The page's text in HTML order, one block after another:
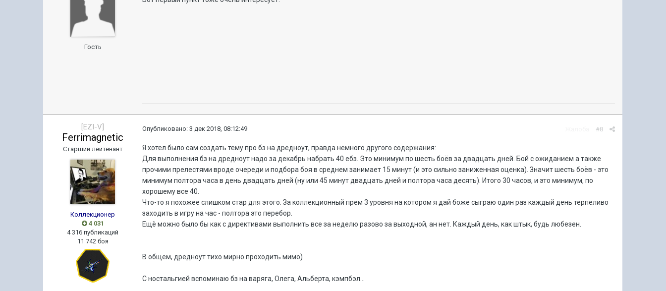
Гость
[EZI-V]
Ferrimagnetic
Старший лейтенант
Коллекционер
4 031
4 316 публикаций
11 742 боя
#8
Опубликовано:3 дек 2018, 08:12:49
Я хотел было сам создать тему про бз на дредноут, правда немного другого содержания:
Для выполнения бз на дредноут надо за декабрь набрать 40 ебз. Это минимум по шесть боёв за двадцать дней. Бой с ожиданием а также
прочими прелестями вроде очереди и подбора боя в среднем занимает 15 минут (и это сильно заниженная оценка). Значит шесть боёв - это
минимум полтора часа в день двадцать дней (ну или 45 минут двадцать дней и полтора часа десять). Итого 30 часов, и это минимум, по
хорошему все 40.
Что-то я похожее слишком стар для этого. За коллекционный прем 3 уровня на котором я дай боже сыграю один раз каждый день терпеливо
заходить в игру на час - полтора это перебор.
Ещё можно было бы как с директивами выполнить все за неделю разово за выходной, ан нет. Каждый день, как штык, будь любезен.
В общем, дредноут тихо мирно проходить мимо)
С ностальгией вспоминаю бз на варяга, Олега, Альберта, кэмпбэл...